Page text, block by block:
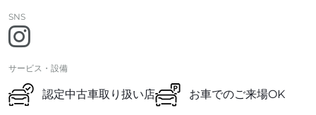
SNS
サービス・設備
認定中古車取り扱い店 お車でのご来場OK